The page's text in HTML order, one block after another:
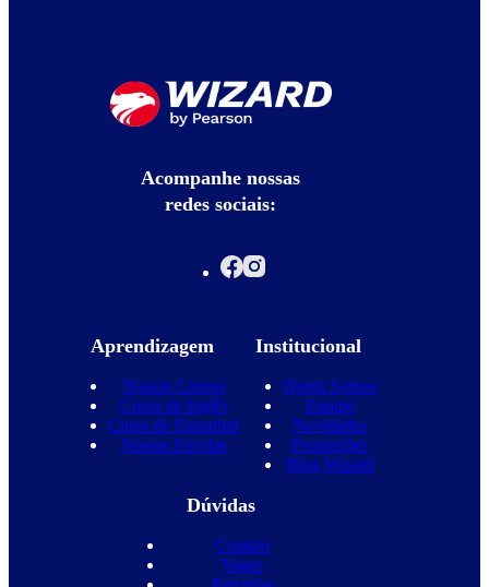
Acompanhe nossas
redes sociais:
Aprendizagem
Nossos Cursos
Curso de Inglês
Curso de Espanhol
Nossas Escolas
Institucional
Quem Somos
Equipe
Novidades
Promoções
Blog Wizard
Dúvidas
Contato
Vagas